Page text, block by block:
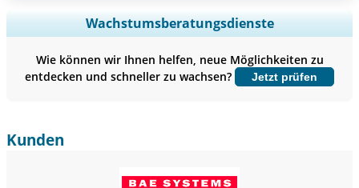
Regionale und länderspezifische Abdeckung erweitern,
Segmentanalyse, Unternehmensprofile, Wettbewerbs-
Jetzt anpassen
Wachstumsberatungsdienste
Wie können wir Ihnen helfen, neue Möglichkeiten zu
entdecken und schneller zu wachsen?
Jetzt prüfen
Kunden